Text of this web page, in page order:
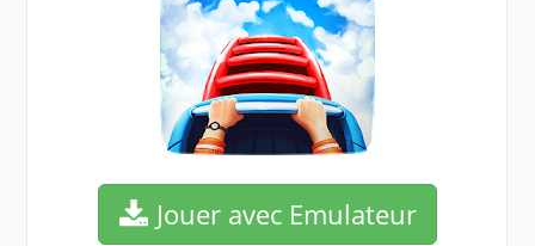
Jouer avec Emulateur